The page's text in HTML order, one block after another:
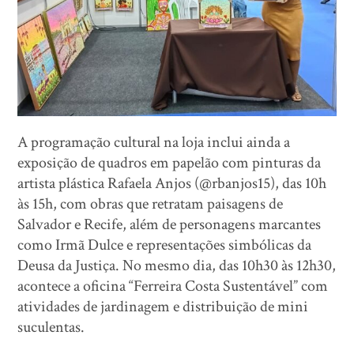
A programação cultural na loja inclui ainda a
exposição de quadros em papelão com pinturas da
artista plástica Rafaela Anjos (@rbanjos15), das 10h
às 15h, com obras que retratam paisagens de
Salvador e Recife, além de personagens marcantes
como Irmã Dulce e representações simbólicas da
Deusa da Justiça. No mesmo dia, das 10h30 às 12h30,
acontece a oficina “Ferreira Costa Sustentável” com
atividades de jardinagem e distribuição de mini
suculentas.